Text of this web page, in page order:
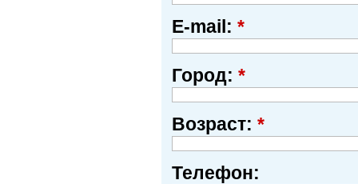
E-mail: *
Город: *
Возраст: *
Телефон: